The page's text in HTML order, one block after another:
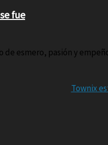
fue
de esmero, pasión y